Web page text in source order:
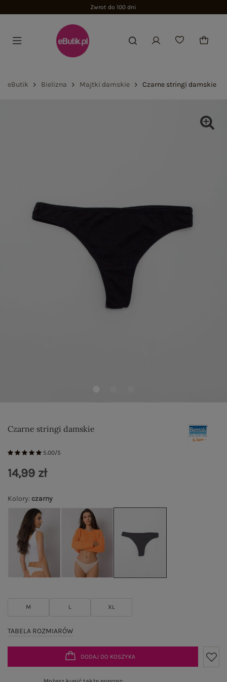
Zwrot do 100 dni
eButik Bielizna Majtki damskie Czarne stringi damskie
Czarne stringi damskie
5.00/5
Kolory: czarny
M L XL
TABELA ROZMIARÓW
14,99 zł
DODAJ DO KOSZYKA